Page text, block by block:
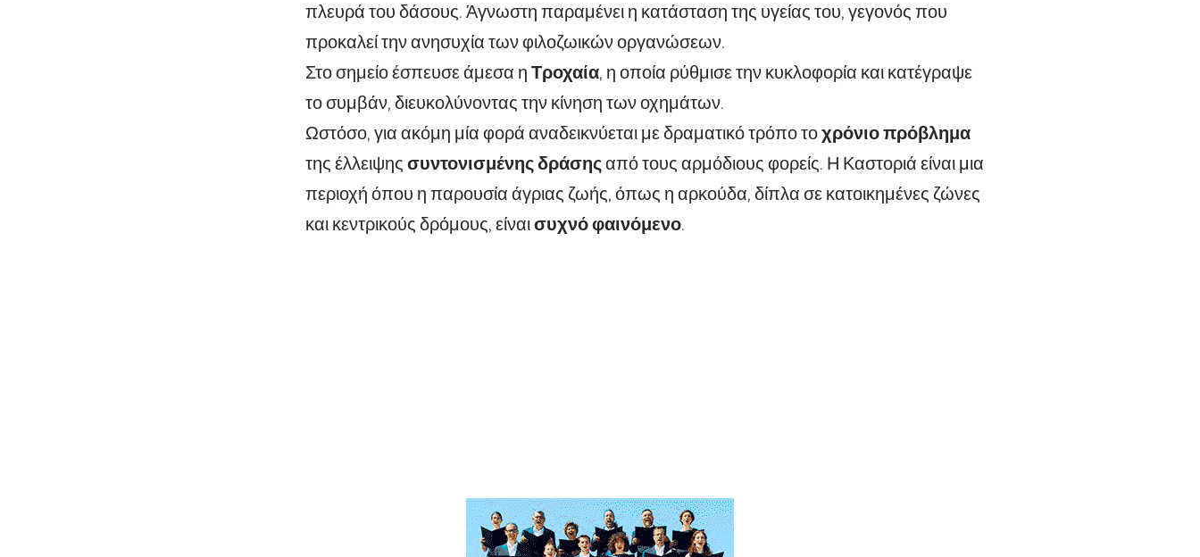
πλευρά του δάσους. Άγνωστη παραμένει η κατάσταση της υγείας του, γεγονός που
προκαλεί την ανησυχία των φιλοζωικών οργανώσεων.
Στο σημείο έσπευσε άμεσα η Τροχαία, η οποία ρύθμισε την κυκλοφορία και κατέγραψε
το συμβάν, διευκολύνοντας την κίνηση των οχημάτων.
Ωστόσο, για ακόμη μία φορά αναδεικνύεται με δραματικό τρόπο τοχρόνιο πρόβλημα
της έλλειψης συντονισμένης δράσηςαπό τους αρμόδιους φορείς. Η Καστοριά είναι μια
περιοχή όπου η παρουσία άγριας ζωής, όπως η αρκούδα, δίπλα σε κατοικημένες ζώνες
και κεντρικούς δρόμους, είναισυχνό φαινόμενο.